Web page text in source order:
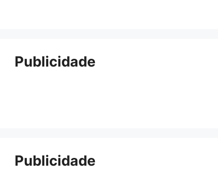
Publicidade
Publicidade